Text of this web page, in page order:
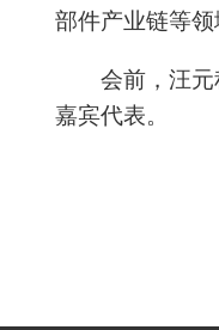
部件产业链等领
会前，汪
嘉宾代表。